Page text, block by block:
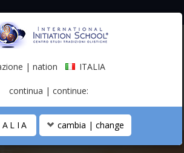
iscriviti alla mailing list
| nation ITALIA
continua | continue:
cambia | change